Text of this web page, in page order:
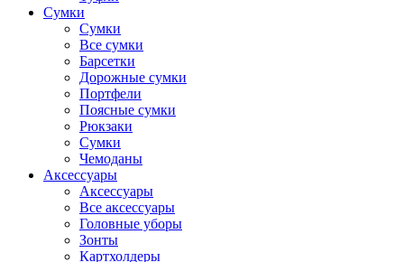
Сумки
Сумки
Все сумки
Барсетки
Дорожные сумки
Портфели
Поясные сумки
Рюкзаки
Сумки
Чемоданы
Аксессуары
Аксессуары
Все аксессуары
Головные уборы
Зонты
Картхолдеры